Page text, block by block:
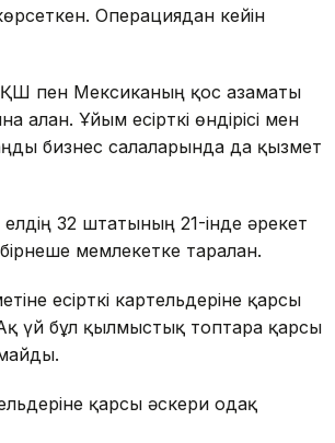
Операциядан кейін
АҚШ пен Мексиканың қос азаматы
Ұйым есірткі өндірісі мен
бизнес салаларында да қызмет
елдің 32 штатының 21-інде әрекет
мемлекетке таралған.
есірткі картельдеріне қарсы
үй бұл қылмыстық топтарға қарсы
қарсы әскери одақ